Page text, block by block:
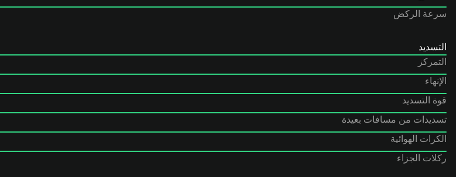
سرعة الركض
التسديد
التمركز
الإنهاء
قوة التسديد
تسديدات من مسافات بعيدة
الكرات الهوائية
ركلات الجزاء